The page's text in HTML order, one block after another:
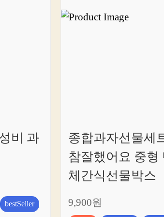
고
비 과
bestSeller
종합과자선물세
참잘했어요 중형
체간식선물박스
9,900원